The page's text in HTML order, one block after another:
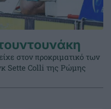
στον προκριματικό των
Sette Colli της Ρώμης